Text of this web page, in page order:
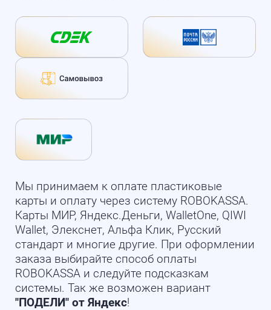
Мы принимаем к оплате пластиковые
карты и оплату через систему ROBOKASSA.
Карты МИР, Яндекс.Деньги, WalletOne, QIWI
Wallet, Элекснет, Альфа Клик, Русский
стандарт и многие другие. При оформлении
заказа выбирайте способ оплаты
ROBOKASSA и следуйте подсказкам
системы. Так же возможен вариант
"ПОДЕЛИ" от Яндекс!